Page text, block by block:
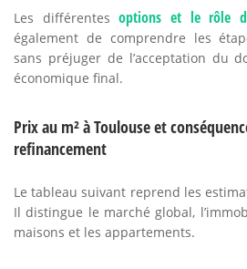
Les différentesoptions et le rôle
également de comprendre les
sans préjuger de l’acceptation du
économique final.
Prix au m² à Toulouse et
refinancement
Le tableau suivant reprend les
Il distingue le marché global,
maisons et les appartements.